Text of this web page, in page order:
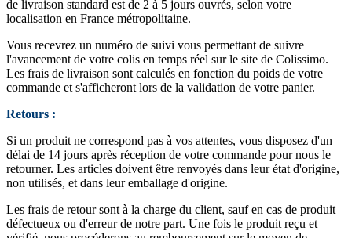
de livraison standard est de 2 à 5 jours ouvrés, selon votre
localisation en France métropolitaine.
Vous recevrez un numéro de suivi vous permettant de suivre
l'avancement de votre colis en temps réel sur le site de Colissimo.
Les frais de livraison sont calculés en fonction du poids de votre
commande et s'afficheront lors de la validation de votre panier.
Retours :
Si un produit ne correspond pas à vos attentes, vous disposez d'un
délai de 14 jours après réception de votre commande pour nous le
retourner. Les articles doivent être renvoyés dans leur état d'origine,
non utilisés, et dans leur emballage d'origine.
Les frais de retour sont à la charge du client, sauf en cas de produit
défectueux ou d'erreur de notre part. Une fois le produit reçu et